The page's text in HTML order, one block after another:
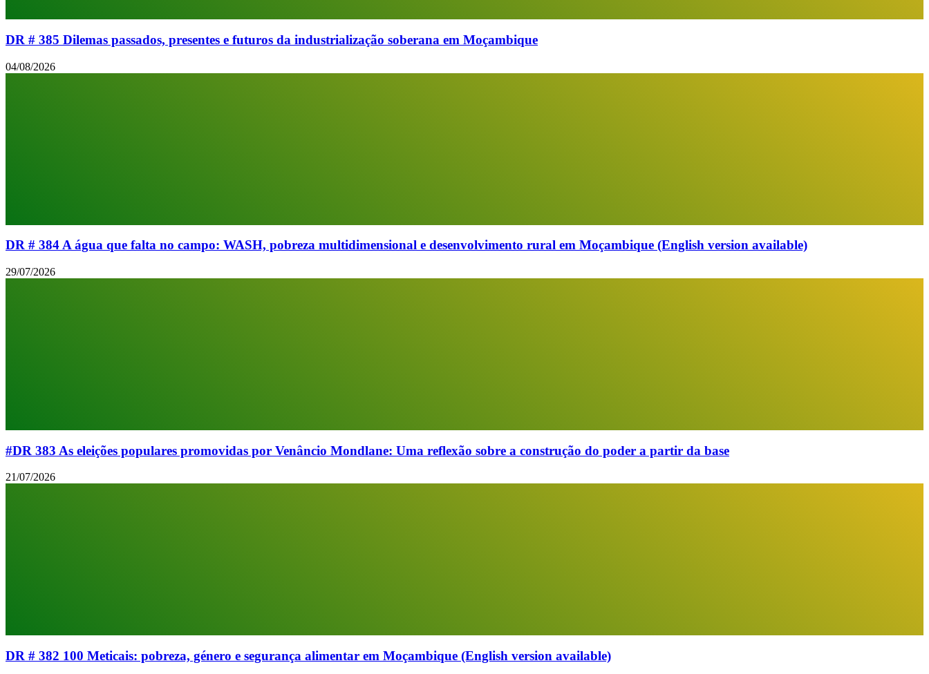
DR # 385 Dilemas passados, presentes e futuros da industrialização soberana em Moçambique
04/08/2026
DR # 384 A água que falta no campo: WASH, pobreza multidimensional e desenvolvimento rural em Moçambique (English version available)
29/07/2026
#DR 383 As eleições populares promovidas por Venâncio Mondlane: Uma reflexão sobre a construção do poder a partir da base
21/07/2026
DR # 382 100 Meticais: pobreza, género e segurança alimentar em Moçambique (English version available)